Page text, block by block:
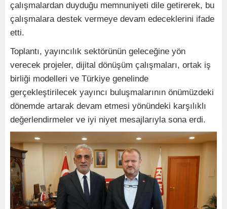
çalışmalardan duyduğu memnuniyeti dile getirerek, bu
çalışmalara destek vermeye devam edeceklerini ifade
etti.
Toplantı, yayıncılık sektörünün geleceğine yön
verecek projeler, dijital dönüşüm çalışmaları, ortak iş
birliği modelleri ve Türkiye genelinde
gerçekleştirilecek yayıncı buluşmalarının önümüzdeki
dönemde artarak devam etmesi yönündeki karşılıklı
değerlendirmeler ve iyi niyet mesajlarıyla sona erdi.